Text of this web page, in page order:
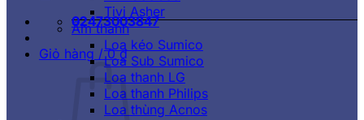
02473003847
Giỏ hàng /0₫
Tivi Asher
Âm thanh
Loa kéo Sumico
Loa Sub Sumico
Loa thanh LG
Loa thanh Philips
Loa thùng Acnos